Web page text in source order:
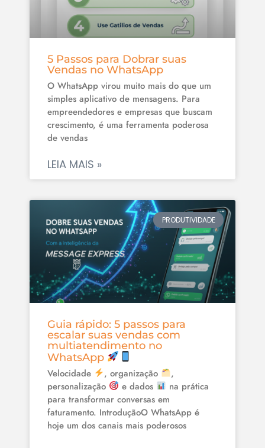
5 Passos para Dobrar suas
Vendas no WhatsApp
O WhatsApp virou muito mais do que um
simples aplicativo de mensagens. Para
empreendedores e empresas que buscam
crescimento, é uma ferramenta poderosa
de vendas
LEIA MAIS »
PRODUTIVIDADE
Guia rápido: 5 passos para
escalar suas vendas com
multiatendimento no
WhatsApp
Velocidade
, organização
,
personalização
e dados
na prática
para transformar conversas em
faturamento. IntroduçãoO WhatsApp é
hoje um dos canais mais poderosos